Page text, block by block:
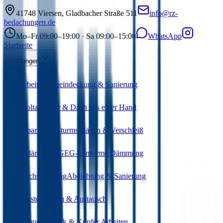
41748 Viersen, Gladbacher Straße 511
info@rz-
bedachungen.de
Mo–Fr 09:00–19:00 · Sa 09:00–15:00
WhatsApp
Startseite
Leistungen
Dacharbeiten Neueindeckung & Sanierung
Photovoltaik Solar & Dach aus einer Hand
Dachreparaturen Sturmschäden & Verschleiß
Wärmedämmung GEG-konforme Dämmung
FlachdachsanierungAbdichtung & Sanierung
Dachfenster Einbau & Austausch